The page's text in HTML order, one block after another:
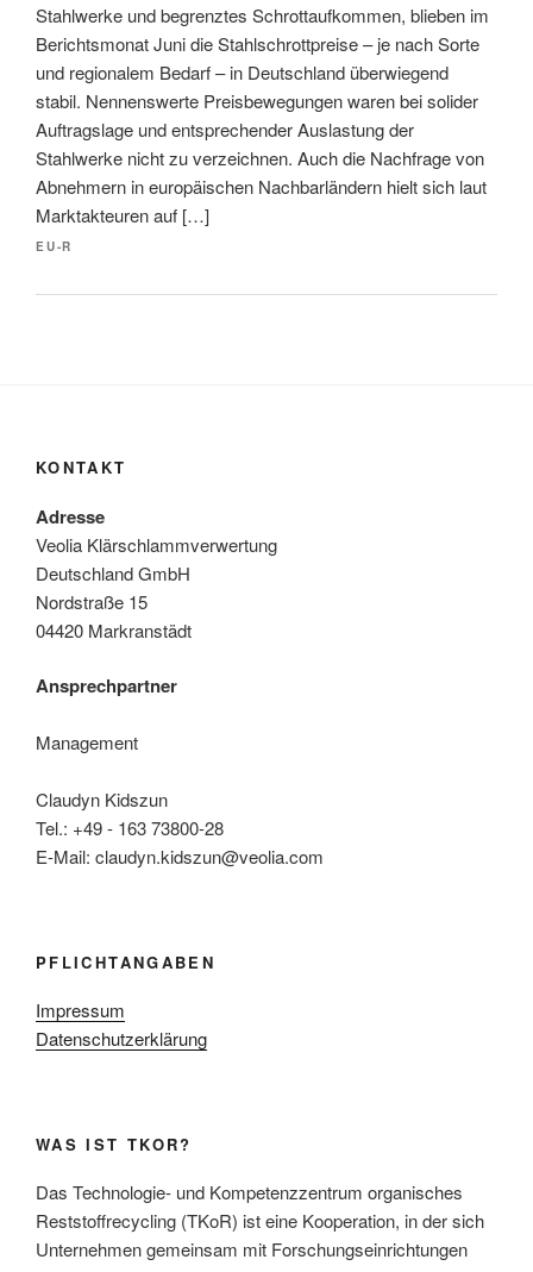
Stahlwerke und begrenztes Schrottaufkommen, blieben im
Berichtsmonat Juni die Stahlschrottpreise – je nach Sorte
und regionalem Bedarf – in Deutschland überwiegend
stabil. Nennenswerte Preisbewegungen waren bei solider
Auftragslage und entsprechender Auslastung der
Stahlwerke nicht zu verzeichnen. Auch die Nachfrage von
Abnehmern in europäischen Nachbarländern hielt sich laut
Marktakteuren auf […]
EU-R
KONTAKT
Adresse
Veolia Klärschlammverwertung
Deutschland GmbH
Nordstraße 15
04420 Markranstädt
Ansprechpartner
Management
Claudyn Kidszun
Tel.: +49 - 163 73800-28
E-Mail: claudyn.kidszun@veolia.com
PFLICHTANGABEN
Impressum
Datenschutzerklärung
WAS IST TKOR?
Das Technologie- und Kompetenzzentrum organisches
Reststoffrecycling (TKoR) ist eine Kooperation, in der sich
Unternehmen gemeinsam mit Forschungseinrichtungen